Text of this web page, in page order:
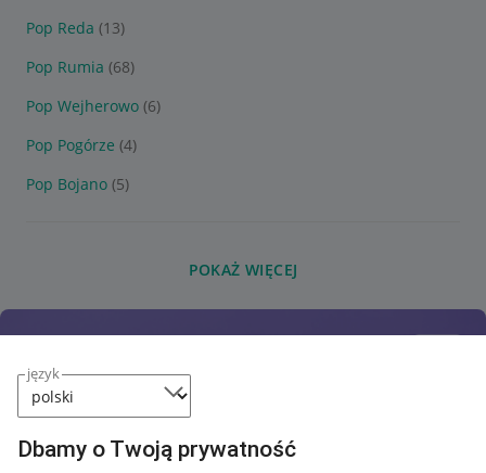
język
Dbamy o Twoją prywatność
Pop Reda (13)
Pop Rumia (68)
Pop Wejherowo (6)
Pop Pogórze (4)
Pop Bojano (5)
POKAŻ WIĘCEJ